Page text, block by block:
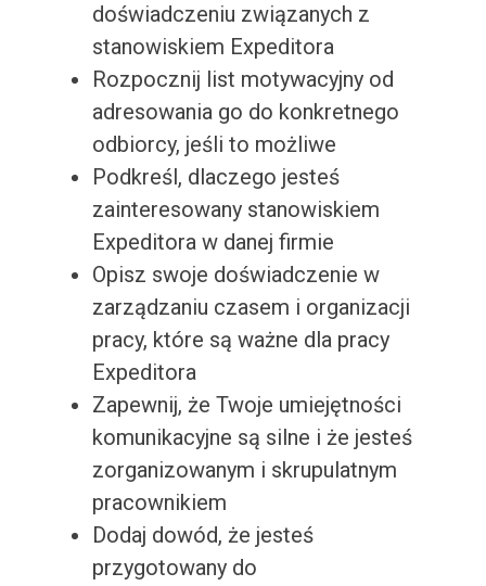
doświadczeniu związanych z
stanowiskiem Expeditora
Rozpocznij list motywacyjny od
adresowania go do konkretnego
odbiorcy, jeśli to możliwe
Podkreśl, dlaczego jesteś
zainteresowany stanowiskiem
Expeditora w danej firmie
Opisz swoje doświadczenie w
zarządzaniu czasem i organizacji
pracy, które są ważne dla pracy
Expeditora
Zapewnij, że Twoje umiejętności
komunikacyjne są silne i że jesteś
zorganizowanym i skrupulatnym
pracownikiem
Dodaj dowód, że jesteś
przygotowany do